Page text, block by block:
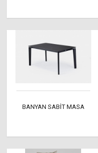
BANYAN SABİT MASA